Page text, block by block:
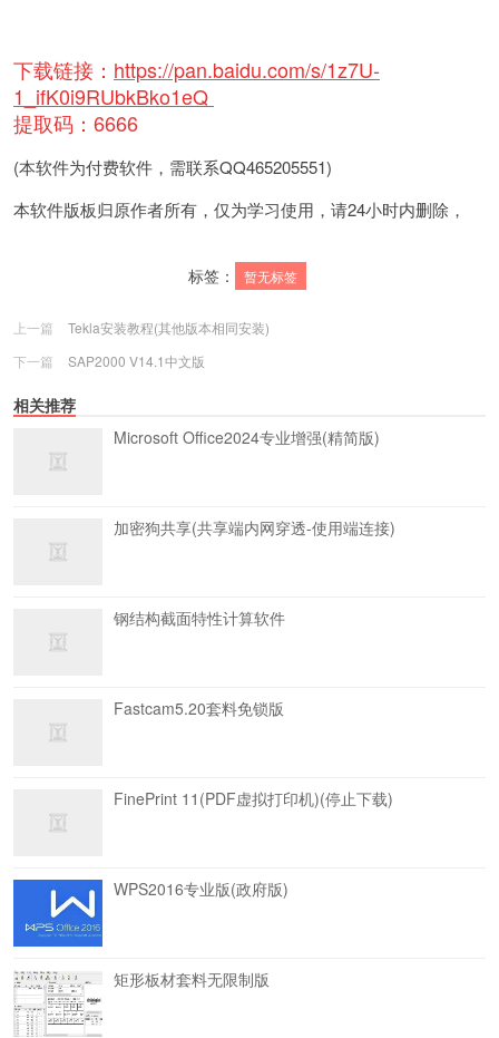
下载链接： https://pan.baidu.com/s/1z7U-
1_ifK0i9RUbkBko1eQ
提取码：6666
(本软件为付费软件，需联系QQ465205551)
本软件版板归原作者所有，仅为学习使用，请24小时内删除，
标签： 暂无标签
上一篇
Tekla安装教程(其他版本相同安装)
下一篇
SAP2000 V14.1中文版
相关推荐
Microsoft Office2024专业增强(精简版)
加密狗共享(共享端内网穿透-使用端连接)
钢结构截面特性计算软件
Fastcam5.20套料免锁版
FinePrint 11(PDF虚拟打印机)(停止下载)
WPS2016专业版(政府版)
矩形板材套料无限制版